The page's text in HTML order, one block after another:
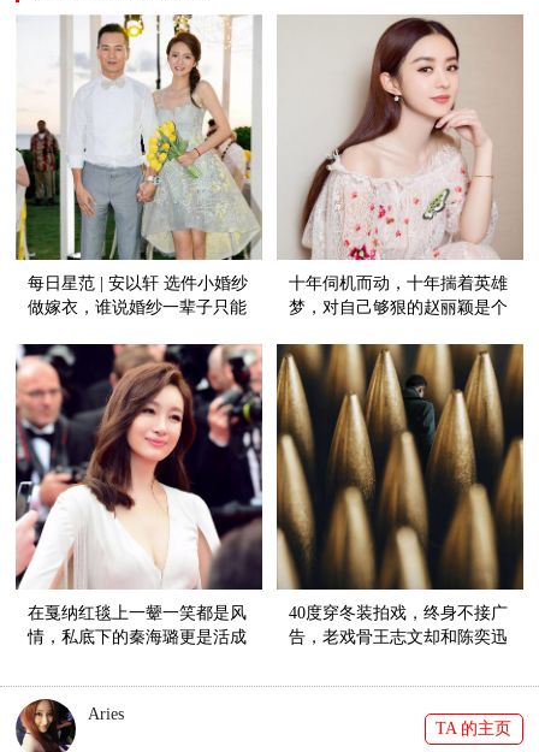
每日星范 | 安以轩 选件小婚纱
做嫁衣，谁说婚纱一辈子只能
十年伺机而动，十年揣着英雄
梦，对自己够狠的赵丽颖是个
在戛纳红毯上一颦一笑都是风
情，私底下的秦海璐更是活成
40度穿冬装拍戏，终身不接广
告，老戏骨王志文却和陈奕迅
Aries
TA 的主页